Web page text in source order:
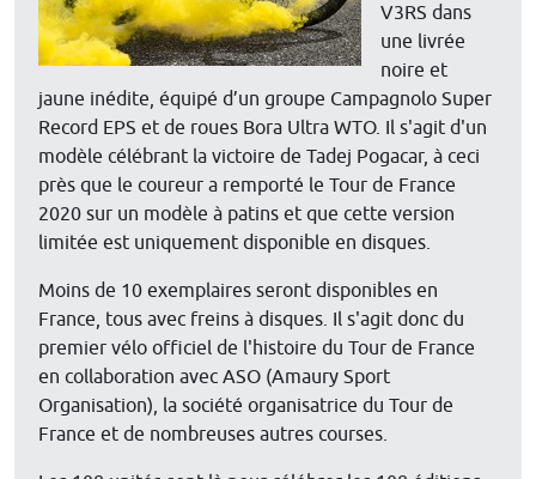
V3RS dans
une livrée
noire et
jaune inédite, équipé d’un groupe Campagnolo Super
Record EPS et de roues Bora Ultra WTO. Il s'agit d'un
modèle célébrant la victoire de Tadej Pogacar, à ceci
près que le coureur a remporté le Tour de France
2020 sur un modèle à patins et que cette version
limitée est uniquement disponible en disques.
Moins de 10 exemplaires seront disponibles en
France, tous avec freins à disques. Il s'agit donc du
premier vélo officiel de l'histoire du Tour de France
en collaboration avec ASO (Amaury Sport
Organisation), la société organisatrice du Tour de
France et de nombreuses autres courses.